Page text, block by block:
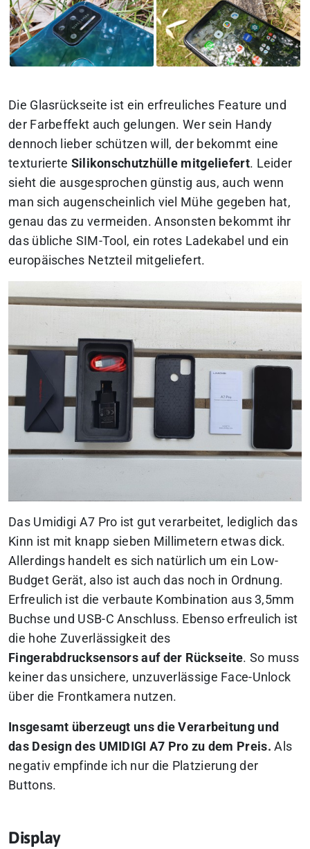
Die Glasrückseite ist ein erfreuliches Feature und
der Farbeffekt auch gelungen. Wer sein Handy
dennoch lieber schützen will, der bekommt eine
texturierte Silikonschutzhülle mitgeliefert. Leider
sieht die ausgesprochen günstig aus, auch wenn
man sich augenscheinlich viel Mühe gegeben hat,
genau das zu vermeiden. Ansonsten bekommt ihr
das übliche SIM-Tool, ein rotes Ladekabel und ein
europäisches Netzteil mitgeliefert.
Das Umidigi A7 Pro ist gut verarbeitet, lediglich das
Kinn ist mit knapp sieben Millimetern etwas dick.
Allerdings handelt es sich natürlich um ein Low-
Budget Gerät, also ist auch das noch in Ordnung.
Erfreulich ist die verbaute Kombination aus 3,5mm
Buchse und USB-C Anschluss. Ebenso erfreulich ist
die hohe Zuverlässigkeit des
Fingerabdrucksensors auf der Rückseite. So muss
keiner das unsichere, unzuverlässige Face-Unlock
über die Frontkamera nutzen.
Insgesamt überzeugt uns die Verarbeitung und
das Design des UMIDIGI A7 Pro zu dem Preis. Als
negativ empfinde ich nur die Platzierung der
Buttons.
Display